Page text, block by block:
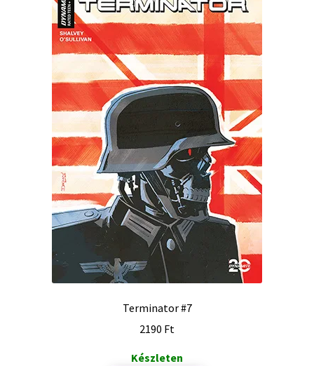
Terminator #7
2190 Ft
Készleten